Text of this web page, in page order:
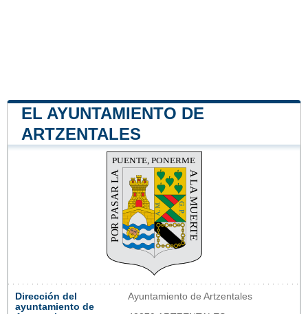
EL AYUNTAMIENTO DE
ARTZENTALES
Dirección del
ayuntamiento de
Ayuntamiento de Artzentales